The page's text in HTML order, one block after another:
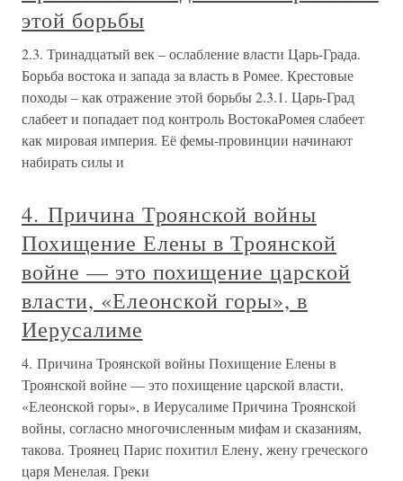
этой борьбы
2.3. Тринадцатый век – ослабление власти Царь-Града.
Борьба востока и запада за власть в Ромее. Крестовые
походы – как отражение этой борьбы 2.3.1. Царь-Град
слабеет и попадает под контроль ВостокаРомея слабеет
как мировая империя. Её фемы-провинции начинают
набирать силы и
4. Причина Троянской войны
Похищение Елены в Троянской
войне — это похищение царской
власти, «Елеонской горы», в
Иерусалиме
4. Причина Троянской войны Похищение Елены в
Троянской войне — это похищение царской власти,
«Елеонской горы», в Иерусалиме Причина Троянской
войны, согласно многочисленным мифам и сказаниям,
такова. Троянец Парис похитил Елену, жену греческого
царя Менелая. Греки